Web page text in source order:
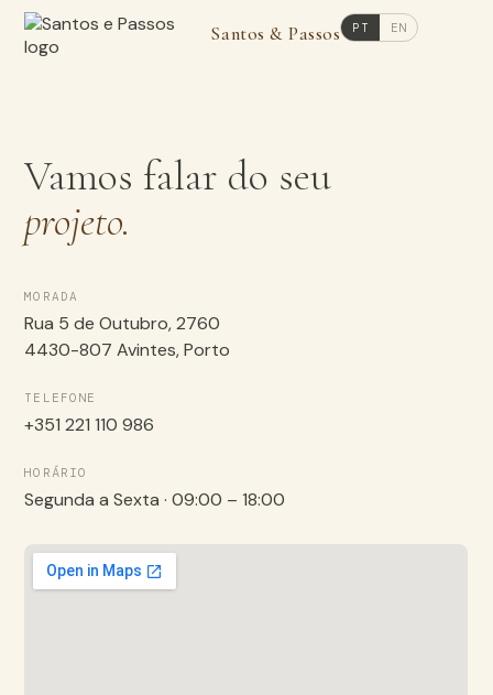
Santos & Passos PT EN
Vamos falar do seu
projeto.
MORADA
Rua 5 de Outubro, 2760
4430-807 Avintes, Porto
TELEFONE
+351 221 110 986
HORÁRIO
Segunda a Sexta · 09:00 – 18:00